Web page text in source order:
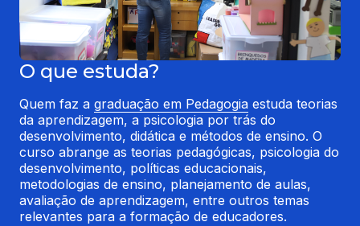
O que estuda?
Quem faz a graduação em Pedagogia estuda teorias
da aprendizagem, a psicologia por trás do
desenvolvimento, didática e métodos de ensino. O
curso abrange as teorias pedagógicas, psicologia do
desenvolvimento, políticas educacionais,
metodologias de ensino, planejamento de aulas,
avaliação de aprendizagem, entre outros temas
relevantes para a formação de educadores.